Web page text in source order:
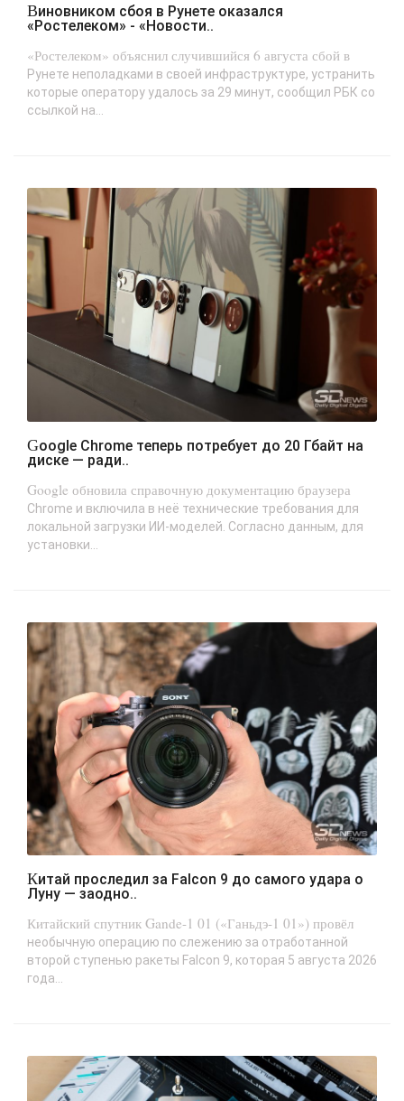
Виновником сбоя в Рунете оказался
«Ростелеком» - «Новости..
«Ростелеком» объяснил случившийся 6 августа сбой в
Рунете неполадками в своей инфраструктуре, устранить
которые оператору удалось за 29 минут, сообщил РБК со
ссылкой на...
Google Chrome теперь потребует до 20 Гбайт на
диске — ради..
Google обновила справочную документацию браузера
Chrome и включила в неё технические требования для
локальной загрузки ИИ-моделей. Согласно данным, для
установки...
Китай проследил за Falcon 9 до самого удара о
Луну — заодно..
Китайский спутник Gande-1 01 («Ганьдэ-1 01») провёл
необычную операцию по слежению за отработанной
второй ступенью ракеты Falcon 9, которая 5 августа 2026
года...